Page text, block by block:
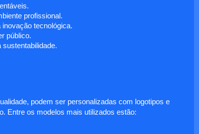
profissional.
tecnológica.
público.
podem ser personalizadas com logotipos e
Entre os modelos mais utilizados estão: